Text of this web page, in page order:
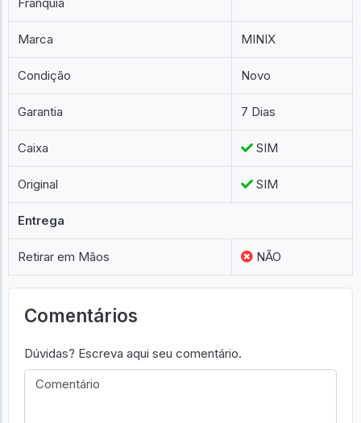
Marca MINIX
Condição Novo
Garantia 7 Dias
Caixa SIM
Original SIM
Entrega
Retirar em Mãos NÃO
Comentários
Dúvidas? Escreva aqui seu comentário.